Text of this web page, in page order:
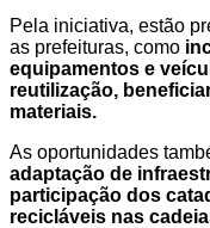
Pela iniciativa, estão
as prefeituras, como
equipamentos e
reutilização,
materiais.
As oportunidades
adaptação de
participação dos
recicláveis nas